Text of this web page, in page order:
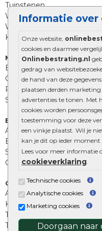
Informatie over
Onze website,
cookies en daarmee
Onlinebestrating.nl
gedrag van
de hand van deze
plaatsen derden marketing
advertenties te tonen. Met
cookies worden
toestemming voor deze
een vinkje plaatst. Wil je
kan je dit op ieder moment
Lees voor meer informatie
cookieverklaring
Technische cookies
Analytische cookies
Marketing cookies
Doorgaan naar
Tuinstenen
Waalformaat
Wildverband bestrating
Kingstones
Muurelementen
Betonbielzen
Opsluitbanden
Palissades
Stapelblokken
Extra benodigdheden
Afwatering en diversen
Beplantings en
Split, grind en zand
Oprit tegels
Overig
Aanbiedingen
Kunstgras
Tuintegels outlet
Terrastegels leggen